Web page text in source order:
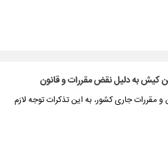
کیش به دلیل نقض مقررات و قانون
مقررات جاری کشور، به این تذکرات توجه لازم